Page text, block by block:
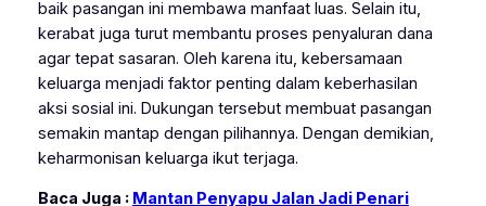
baik pasangan ini membawa manfaat luas. Selain itu,
kerabat juga turut membantu proses penyaluran dana
agar tepat sasaran. Oleh karena itu, kebersamaan
keluarga menjadi faktor penting dalam keberhasilan
aksi sosial ini. Dukungan tersebut membuat pasangan
semakin mantap dengan pilihannya. Dengan demikian,
keharmonisan keluarga ikut terjaga.
Baca Juga : Mantan Penyapu Jalan Jadi Penari